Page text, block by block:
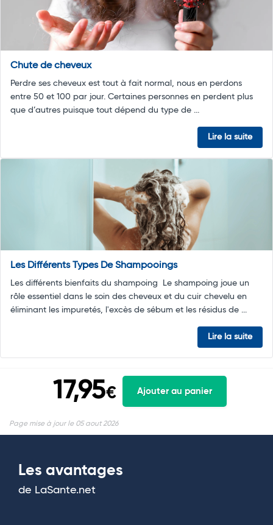
Chute de cheveux
Perdre ses cheveux est tout à fait normal, nous en perdons
entre 50 et 100 par jour. Certaines personnes en perdent plus
que d’autres puisque tout dépend du type de ...
Lire la suite
Les Différents Types De Shampooings
Les différents bienfaits du shampoing Le shampoing joue un
rôle essentiel dans le soin des cheveux et du cuir chevelu en
éliminant les impuretés, l'excès de sébum et les résidus de ...
Lire la suite
17,95€ Ajouter au panier
Page mise à jour le 05 aout 2026
Les avantages
de LaSante.net